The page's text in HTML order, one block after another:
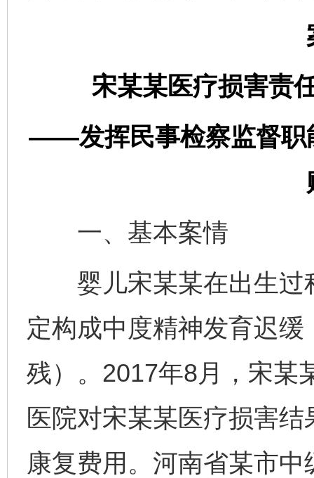
宋某某医疗损害责
——发挥民事检察监督职
一、基本案情
婴儿宋某某在出生过
定构成中度精神发育迟
残）。2017年8月，宋某
医院对宋某某医疗损害
康复费用。河南省某市